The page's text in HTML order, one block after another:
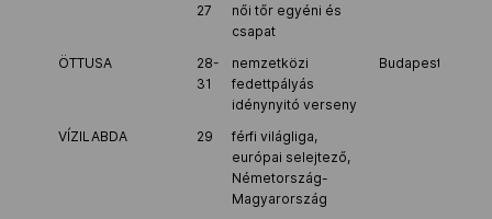
27
női tőr egyéni és
csapat
ÖTTUSA
28-
31
nemzetközi
fedettpályás
idénynyitó verseny
Budapest
VÍZILABDA 29
férfi világliga,
európai selejtező,
Németország-
Magyarország